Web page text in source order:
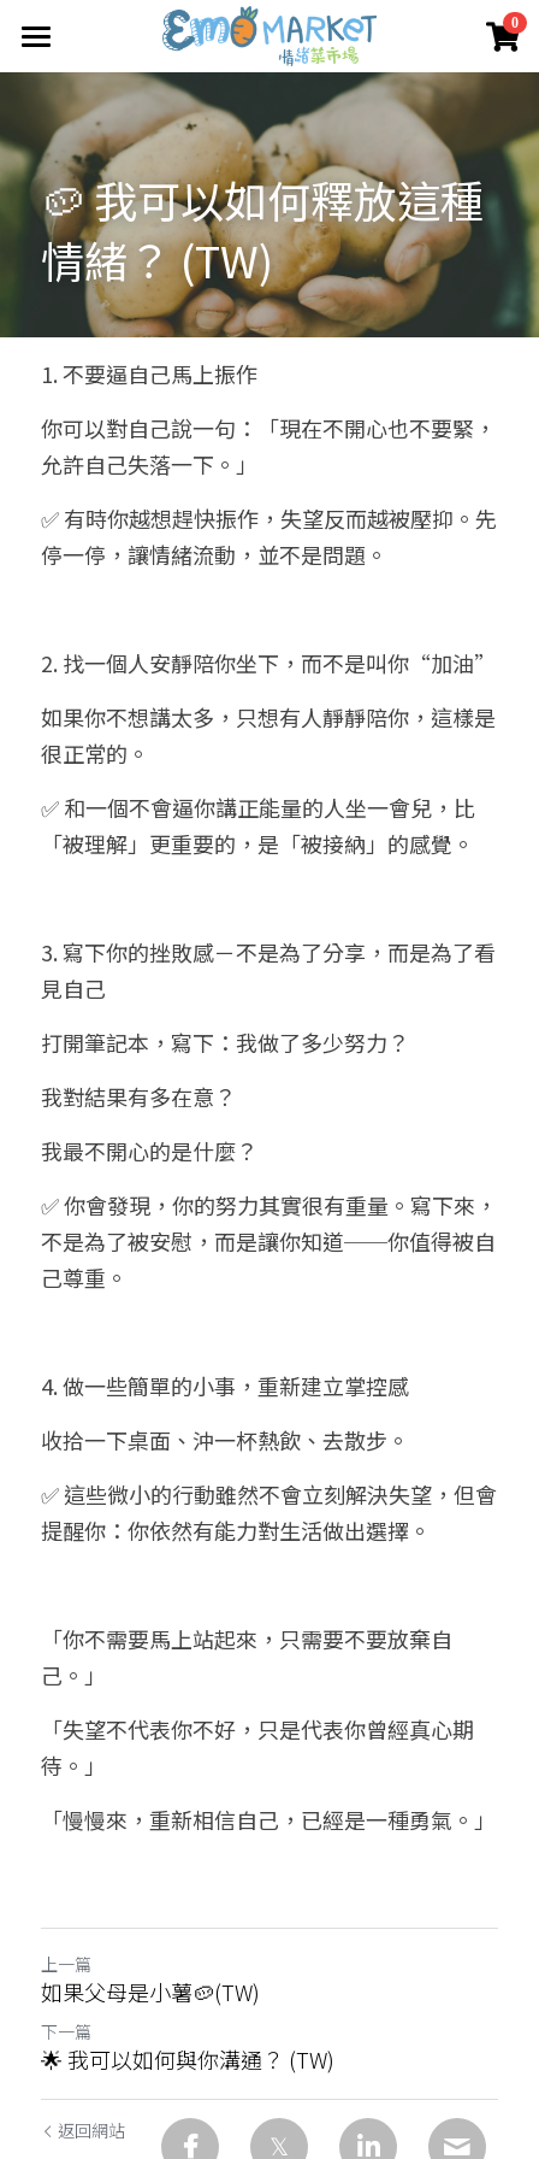
0
圖冊
Emo 商店
所有商品分類
情緒蔬菜小伙伴
關於我們
我們的服務
媒體報導
合作機構
聯絡我們
搜索
🥔 我可以如何釋放這種
情緒？ (TW)
1. 不要逼自己馬上振作
你可以對自己說一句：「現在不開心也不要緊，
允許自己失落一下。」
✅ 有時你越想趕快振作，失望反而越被壓抑。先
停一停，讓情緒流動，並不是問題。
2. 找一個人安靜陪你坐下，而不是叫你“加油”
如果你不想講太多，只想有人靜靜陪你，這樣是
很正常的。
✅ 和一個不會逼你講正能量的人坐一會兒，比
「被理解」更重要的，是「被接納」的感覺。
3. 寫下你的挫敗感－不是為了分享，而是為了看
見自己
打開筆記本，寫下：我做了多少努力？
我對結果有多在意？
我最不開心的是什麼？
✅ 你會發現，你的努力其實很有重量。寫下來，
不是為了被安慰，而是讓你知道──你值得被自
己尊重。
4. 做一些簡單的小事，重新建立掌控感
收拾一下桌面、沖一杯熱飲、去散步。
✅ 這些微小的行動雖然不會立刻解決失望，但會
提醒你：你依然有能力對生活做出選擇。
「你不需要馬上站起來，只需要不要放棄自
己。」
「失望不代表你不好，只是代表你曾經真心期
待。」
「慢慢來，重新相信自己，已經是一種勇氣。」
上一篇
如果父母是小薯🥔(TW)
下一篇
🌟 我可以如何與你溝通？ (TW)
返回網站
×
商品分類
所有商品分類